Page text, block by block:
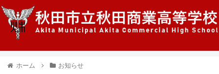
ホーム お知らせ